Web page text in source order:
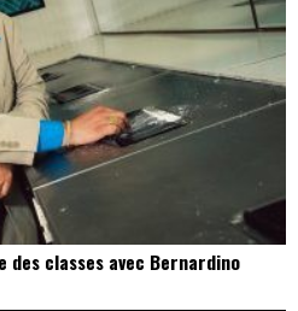
classes avec Bernardino